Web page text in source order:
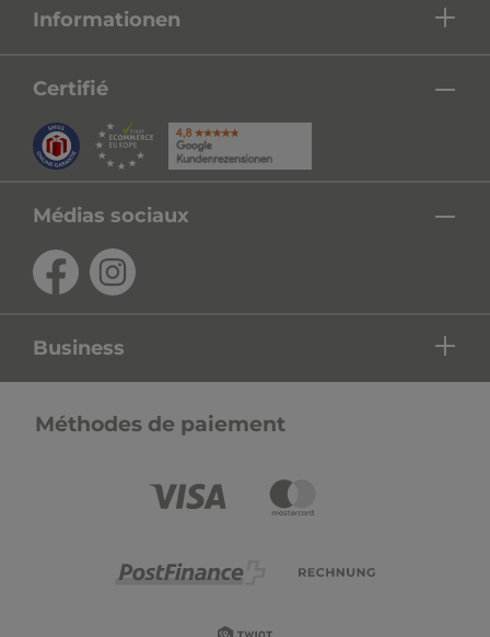
Informationen
Certifié
Médias sociaux
Business
Méthodes de paiement